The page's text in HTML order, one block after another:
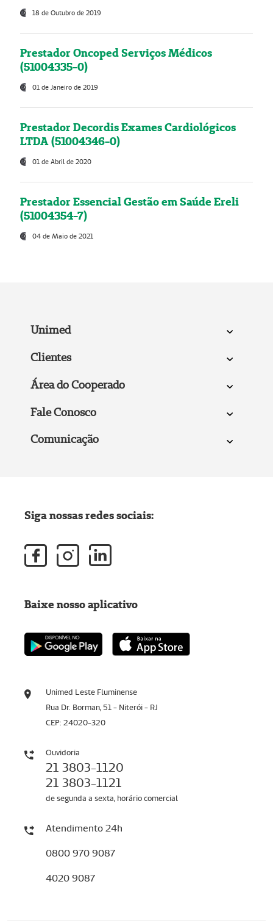
18 de Outubro de 2019
Prestador Oncoped Serviços Médicos
(51004335-0)
01 de Janeiro de 2019
Prestador Decordis Exames Cardiológicos
LTDA (51004346-0)
01 de Abril de 2020
Prestador Essencial Gestão em Saúde Ereli
(51004354-7)
04 de Maio de 2021
Unimed
Clientes
Área do Cooperado
Fale Conosco
Comunicação
Unimed Leste Fluminense
Rua Dr. Borman, 51 - Niterói - RJ
CEP: 24020-320
Ouvidoria
21 3803-1120
21 3803-1121
de segunda a sexta, horário comercial
Atendimento 24h
0800 970 9087
4020 9087
Siga nossas redes sociais:
Baixe nosso aplicativo